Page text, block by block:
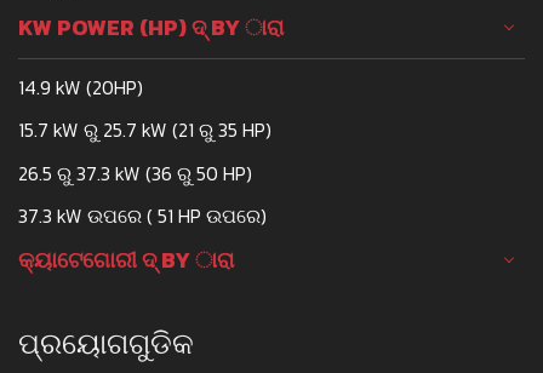
KW POWER (HP) ଦ୍ BY ାରା
14.9 kW (20HP)
15.7 kW ରୁ 25.7 kW (21 ରୁ 35 HP)
26.5 ରୁ 37.3 kW (36 ରୁ 50 HP)
37.3 kW ଉପରେ ( 51 HP ଉପରେ)
କ୍ୟାଟେଗୋରୀ ଦ୍ BY ାରା
ପ୍ରୟୋଗଗୁଡିକ